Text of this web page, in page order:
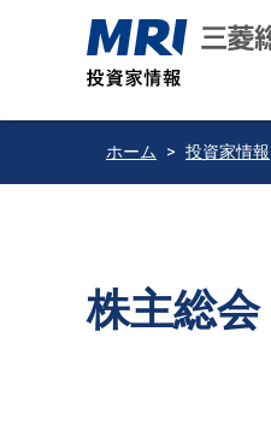
ホーム 投資家情報
株主総会